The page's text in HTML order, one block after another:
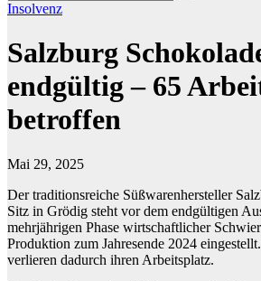
Insolvenz
Salzburg
endgültig – 65
betroffen
Mai 29, 2025
Der traditionsreiche Süßwarenhersteller
Sitz in Grödig steht vor dem endgültigen
mehrjährigen Phase wirtschaftlicher
Produktion zum Jahresende 2024
verlieren dadurch ihren Arbeitsplatz.